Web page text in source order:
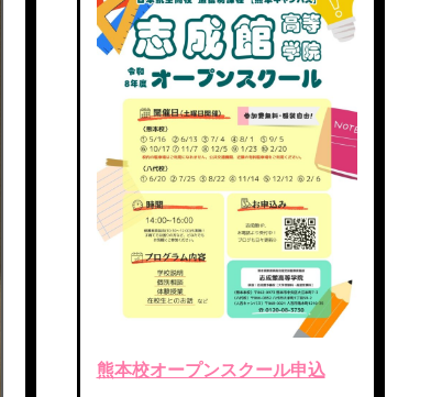
熊本校オープンスクール申込